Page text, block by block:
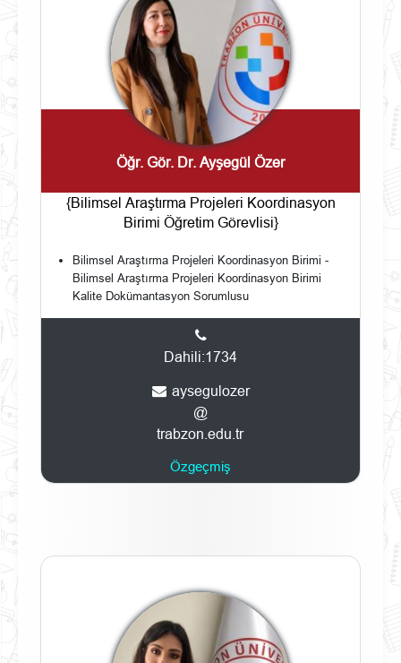
Öğr. Gör. Dr. Ayşegül Özer
{Bilimsel Araştırma Projeleri Koordinasyon
Birimi Öğretim Görevlisi}
Bilimsel Araştırma Projeleri Koordinasyon Birimi -
Bilimsel Araştırma Projeleri Koordinasyon Birimi
Kalite Dokümantasyon Sorumlusu
Dahili:1734
aysegulozer
@
trabzon.edu.tr
Özgeçmiş